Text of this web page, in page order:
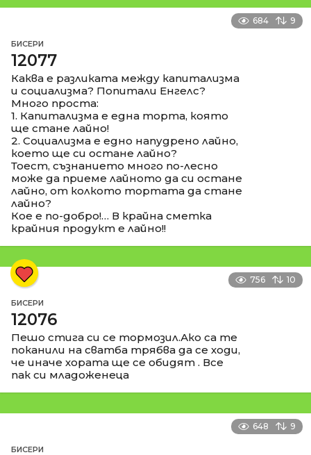
684 9
БИСЕРИ
12077
Каква е разликата между капитализма
и социализма? Попитали Енгелс?
Много проста:
1. Капитализма е една торта, която
ще стане лайно!
2. Социализма е едно напудрено лайно,
което ще си остане лайно?
Тоест, съзнанието много по-лесно
може да приеме лайното да си остане
лайно, от колкото тортата да стане
лайно?
Кое е по-добро!… В крайна сметка
крайния продукт е лайно!!
756 10
БИСЕРИ
12076
Пешо стига си се тормозил.Ако са те
поканили на сватба трябва да се ходи,
че иначе хората ще се обидят . Все
пак си младоженеца
648 9
БИСЕРИ